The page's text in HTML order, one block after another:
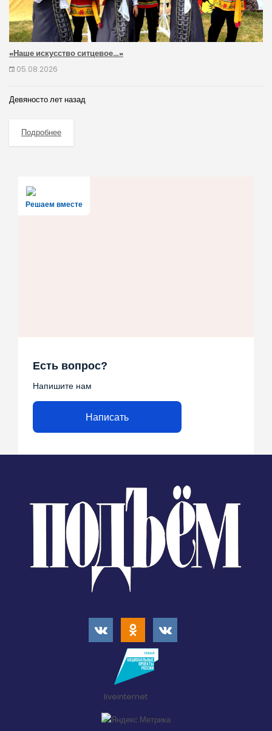
«Наше искусство ситцевое…»
05.08.2026
Девяносто лет назад
Подробнее
Решаем вместе
Есть вопрос?
Напишите нам
Написать
liveinternet